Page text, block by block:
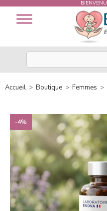
Accueil > Boutique > Femmes >
-4%